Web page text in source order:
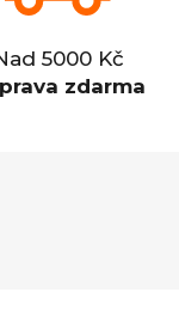
5000 Kč
zdarma